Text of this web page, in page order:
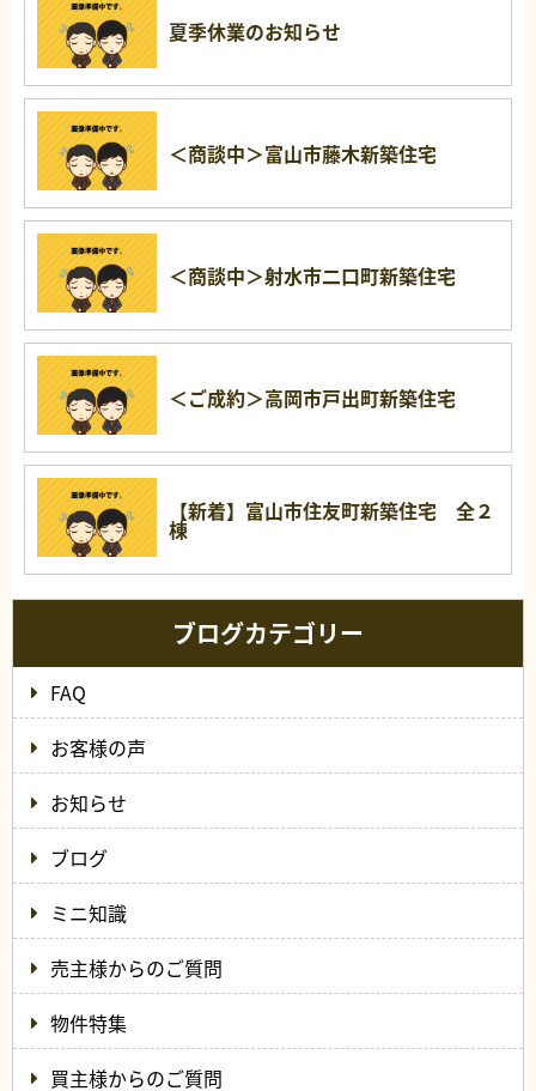
夏季休業のお知らせ
＜商談中＞富山市藤木新築住宅
＜商談中＞射水市二口町新築住宅
＜ご成約＞高岡市戸出町新築住宅
【新着】富山市住友町新築住宅 全２
棟
ブログカテゴリー
FAQ
お客様の声
お知らせ
ブログ
ミニ知識
売主様からのご質問
物件特集
買主様からのご質問